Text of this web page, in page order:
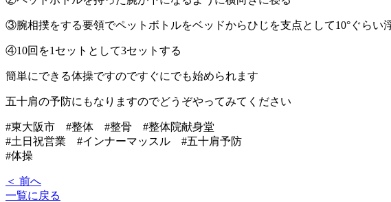
③腕相撲をする要領でペットボトルをベッドからひじを支点として10°ぐらい
④10回を1セットとして3セットする
簡単にできる体操ですのですぐにでも始められます
五十肩の予防にもなりますのでどうぞやってみてください
#東大阪市 #整体 #整骨 #整体院献身堂
#土日祝営業 #インナーマッスル #五十肩予防
#体操
＜ 前へ
一覧に戻る